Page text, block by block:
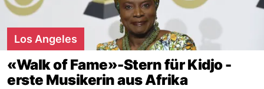
Los Angeles
«Walk of Fame»-Stern für Kidjo -
erste Musikerin aus Afrika